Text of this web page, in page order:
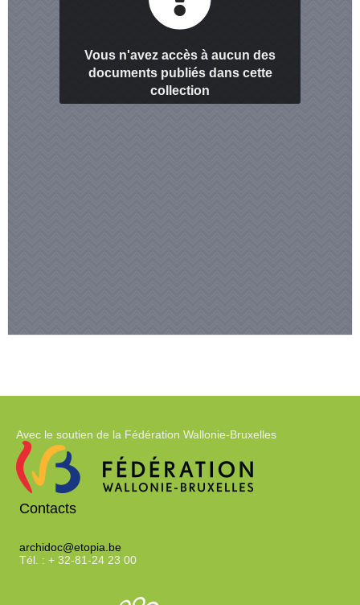
Vous n'avez accès à aucun des
documents publiés dans cette
collection
Avec le soutien de la Fédération Wallonie-Bruxelles
Contacts
archidoc@etopia.be
Tél. : + 32-81-24 23 00